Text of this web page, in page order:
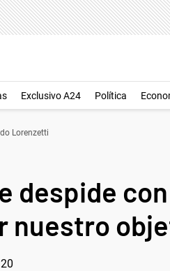
Exclusivo A24 Política
Lorenzetti
despide
nuestro